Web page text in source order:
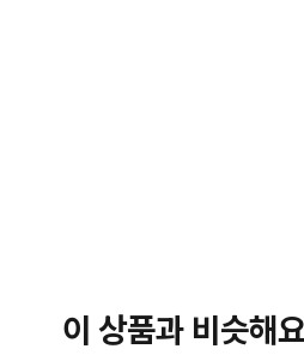
이 상품과 비슷해